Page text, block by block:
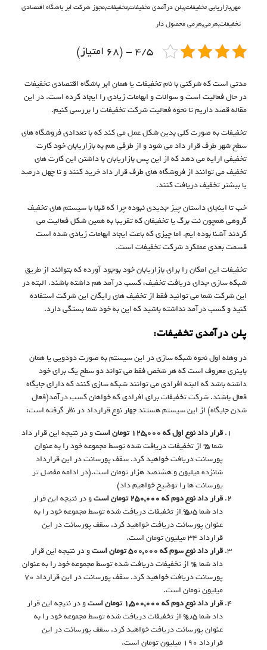
مهر,بازاریابی تخفیفات,پلن درآمدی تخفیفات,تخفیفات,مجوز شرکت ابر باشگاه اقتصادی
تخفیفات,هرمی,هرمی محصول دار
4/5 - (68 امتیاز)
مدتی است که شرکتی با نام تخفیفات یا همان ابر باشگاه اقتصادی تخفیفات
در حال فعالیت است و سوالات و ابهامات زیادی را ایجاد کرده است. در این
مقاله قصد داریم تا نحوه فعالیت شرکت تخفیفات را بررسی کنیم.
تخفیفات به صورت کلی بدین شکل عمل می کند که با تعدادی فروشگاه های
سطح شهر طرف قرار داد می شود و از طرفی هم به بازاریابان خود کارت
تخفیفی ارایه می دهد که از این پس بازاریابان با داشتن این کارت های
تخفیف می توانند از فروشگاه های طرف قرار داد خرید کنند و تا چهل درصد
یا بیشتر تخفیف دریافت کنند.
خب تا اینجای داستان چیز جدیدی نبوده چرا که قبلا با سیستم های تخفیف
گروهی همچون نت برگ یا تخفیفان که تقریبا به همین شکل فعالیت می
کردند آشنا بوده ایم. اما چیزی که باعث ایجاد ابهامات زیادی شده است
قسمت بعدی عملکرد شرکت تخفیفات است.
تخفیفات این امکان را برای بازاریابان خود بوجود آورده که بتوانند از طریق
شبکه سازی جدای دریافت تخفیف، کسب درآمد هم داشته باشند. البته در
این شرکت شما می توانید فقط از تخفیف های رایگان این شرکت استفاده
کنید و کسب درآمد نداشته باشید که این به خود شما بستگی دارد.
پلن درآمدی تخفیفات:
در وهله اول نحوه شبکه سازی در این سیستم به صورت دودویی یا همان
باینری معروف است که هر شخص فقط می تواند دو سطح یک برای خود
داشته باشد که البته افرادی می توانند شبکه سازی کنند که دارای جایگاه
فعال باشند. شرکت تخفیفات برای افرادی که خواهان کسب درآمد(فعال
شدن جایگاه) از این سیستم هستند چهار نوع قرارداد در نظر گرفته است:
قرار داد نوع اول که ۱۲۵,۰۰۰ تومان است
و در نتیجه این قرار داد
شما ۵% از تخفیفات دریافت شده توسط مجموعه خود را به عنوان
پورسانت دریافت خواهید کرد. سقف پورسانت در این قرارداد
شانزده میلیون و هشتصد هزار تومان است.(در ادامه مفصل تر
پورسانت ها را توضیح خواهیم داد)
قرار داد نوع دوم که ۲۵۰,۰۰۰ تومان است
و در نتیجه این قرار
داد شما ۵٫۵% از تخفیفات دریافت شده توسط مجموعه خود را به
عنوان پورسانت دریافت خواهید کرد. سقف پورسانت در این
قرارداد ۳۴ میلیون تومان است.
قرار داد نوع سوم که ۵۰۰,۰۰۰ تومان است
و در نتیجه این قرار
داد شما ۶% از تخفیفات دریافت شده توسط مجموعه خود را به عنوان
پورسانت دریافت خواهید کرد. سقف پورسانت در این قرارداد ۷۰
میلیون تومان است.
قرار داد نوع دوم که ۱,۵۰۰,۰۰۰ تومان است
و در نتیجه این قرار
داد شما ۶٫۵% از تخفیفات دریافت شده توسط مجموعه خود را به
عنوان پورسانت دریافت خواهید کرد. سقف پورسانت در این
قرارداد ۱۹۰ میلیون تومان است.